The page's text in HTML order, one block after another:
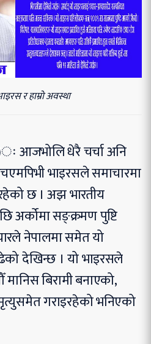
र हाम्रो अवस्था
आजभोलि धेरै चर्चा अनि
भाइरसले समाचारमा
छ । अझ भारतीय
अर्कोमा सङ्क्रमण पुष्टि
नेपालमा समेत यो
देखिन्छ । यो भाइरसले
बिरामी बनाएको,
गराइरहेको भनिएको